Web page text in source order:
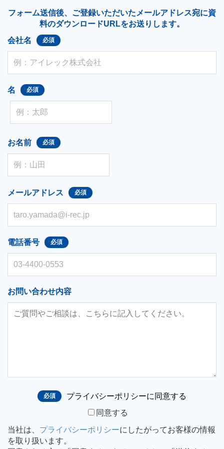
フォーム送信後、ご登録いただいたメールアドレス宛に資
料のダウンロードURLをお送りします。
会社名
名
お名前
メールアドレス
電話番号
お問い合わせ内容
プライバシーポリシーに同意する
同意する
当社は、 プライバシーポリシーにしたがってお客様の情報
を取り扱います。